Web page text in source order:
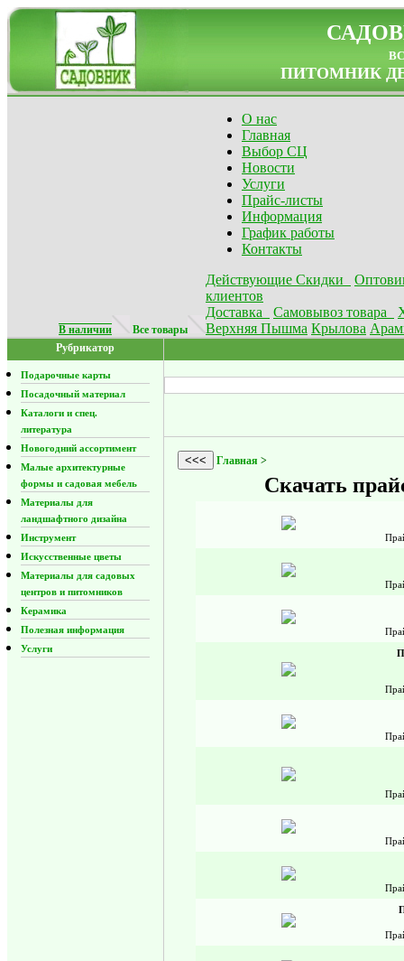
ПИТОМНИК
В наличии Все товары
О нас
Главная
Выбор СЦ
Новости
Услуги
Прайс-листы
Информация
График работы
Контакты
Действующие Скидки
клиентов
Доставка
Самовывоз товара
Верхняя Пышма Крылова
Рубрикатор
Подарочные карты
Посадочный материал
Каталоги и спец.
литература
Новогодний ассортимент
Малые архитектурные
формы и садовая мебель
Материалы для
ландшафтного дизайна
Инструмент
Искусственные цветы
Материалы для садовых
центров и питомников
Керамика
Полезная информация
Услуги
<<< Главная >
Скачать